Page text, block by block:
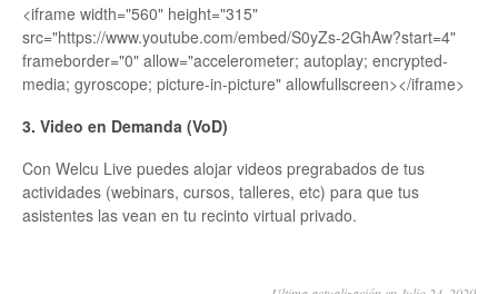
<iframe width="560" height="315"
src="https://www.youtube.com/embed/S0yZs-2GhAw?start=4"
frameborder="0" allow="accelerometer; autoplay; encrypted-
media; gyroscope; picture-in-picture" allowfullscreen></iframe>
3. Video en Demanda (VoD)
Con Welcu Live puedes alojar videos pregrabados de tus
actividades (webinars, cursos, talleres, etc) para que tus
asistentes las vean en tu recinto virtual privado.